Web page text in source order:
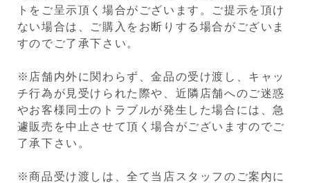
トをご呈示頂く場合がございます。ご提示を頂け
ない場合は、ご購入をお断りする場合がございま
すのでご了承下さい。
※店舗内外に関わらず、金品の受け渡し、キャッ
チ行為が見受けられた際や、近隣店舗へのご迷惑
やお客様同士のトラブルが発生した場合には、急
遽販売を中止させて頂く場合がございますのでご
了承下さい。
※商品受け渡しは、全て当店スタッフのご案内に